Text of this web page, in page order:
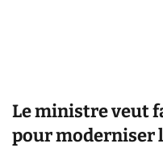
Le ministre veut
pour moderniser